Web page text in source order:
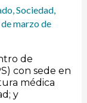
,Sociedad,
marzo de
de
con sede en
médica
y